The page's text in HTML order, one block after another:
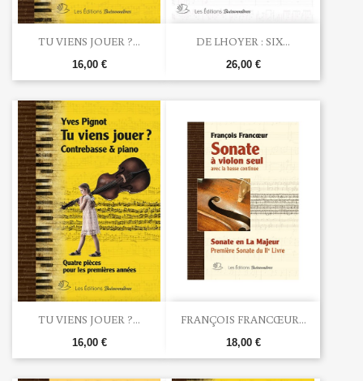
TU VIENS JOUER ?...
16,00 €
DE LHOYER : SIX...
26,00 €
TU VIENS JOUER ?...
16,00 €
FRANÇOIS FRANCŒUR...
18,00 €